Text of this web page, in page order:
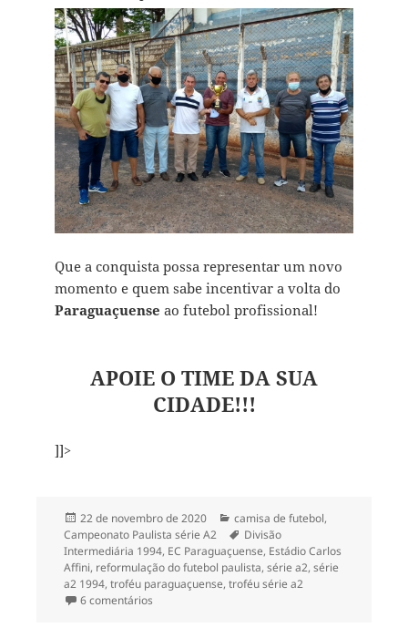
Que a conquista possa representar um novo
momento e quem sabe incentivar a volta do
Paraguaçuense ao futebol profissional!
APOIE O TIME DA SUA
CIDADE!!!
]]>
Publicado
em
22 de novembro de 2020 Categorias
camisa de futebol,
Campeonato Paulista série A2
Tags
Divisão
Intermediária 1994, EC Paraguaçuense, Estádio Carlos
Affini, reformulação do futebol paulista, série a2, série
a2 1994, troféu paraguaçuense, troféu série a2
6 comentáriosem Paraguaçuense e o resgate de seu troféu